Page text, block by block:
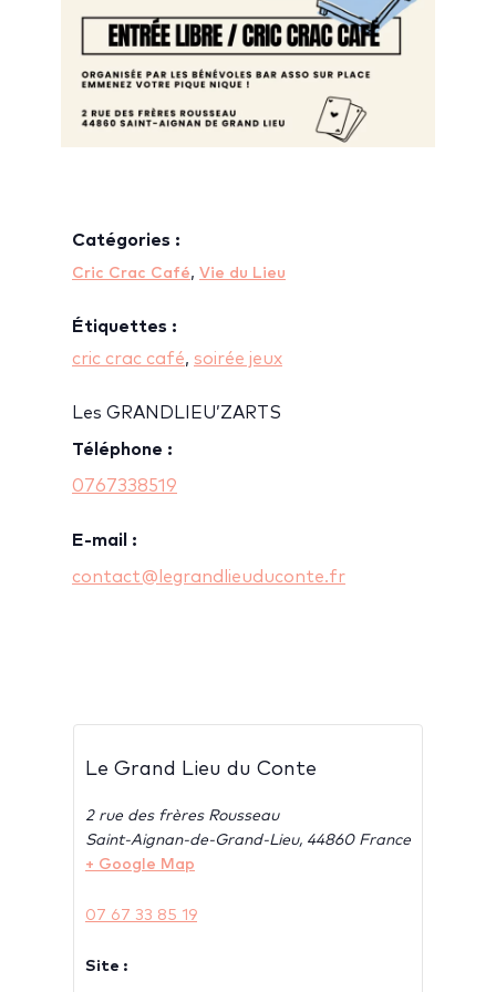
Catégories :
Cric Crac Café, Vie du Lieu
Étiquettes :
cric crac café, soirée jeux
Les GRANDLIEU’ZARTS
Téléphone :
0767338519
E-mail :
contact@legrandlieuduconte.fr
Le Grand Lieu du Conte
2 rue des frères Rousseau
Saint-Aignan-de-Grand-Lieu, 44860 France
+ Google Map
07 67 33 85 19
Site :